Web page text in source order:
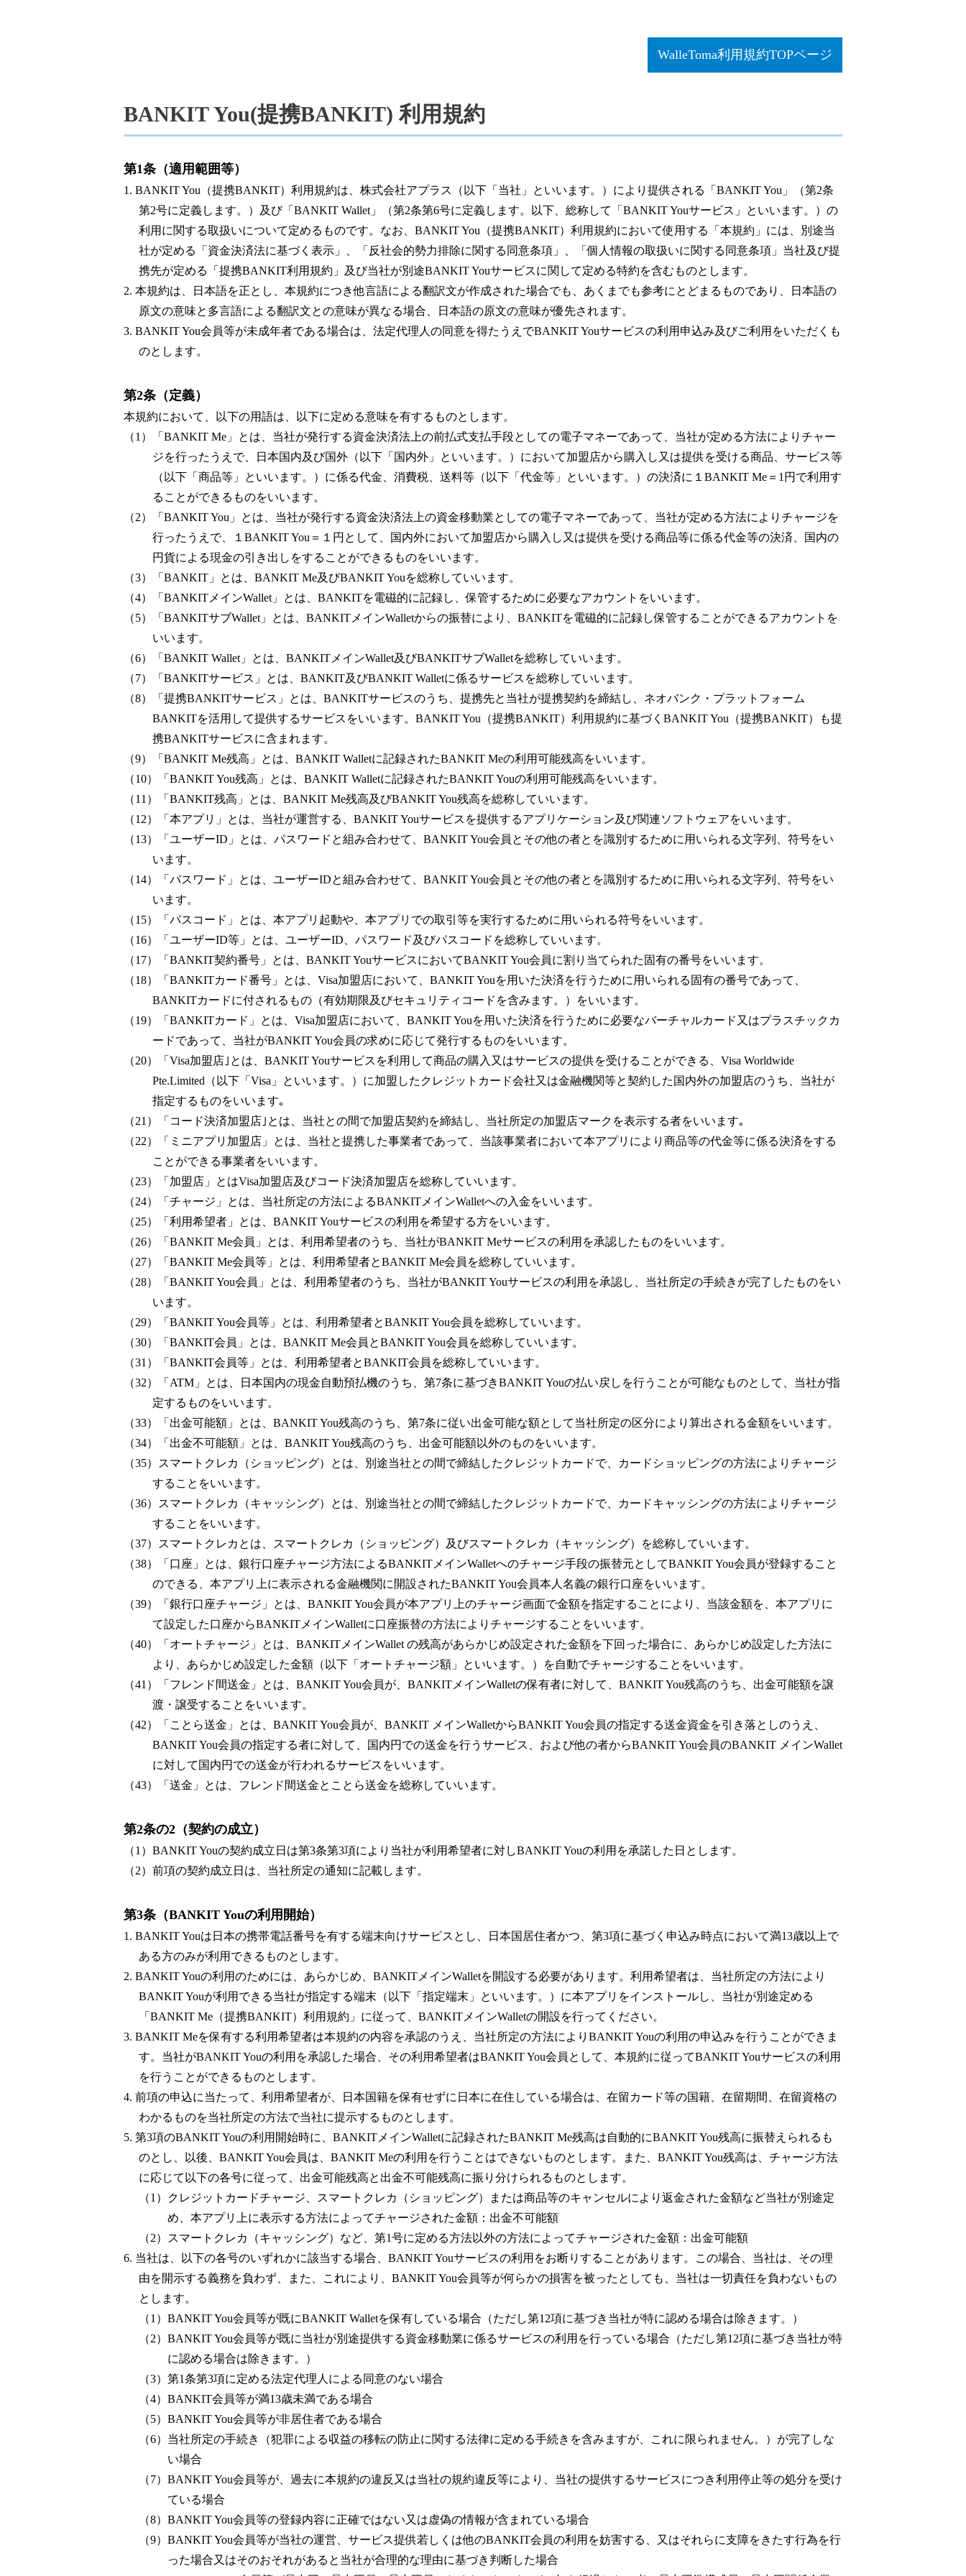
WalleToma利用規約TOPページ
BANKIT You(提携BANKIT) 利用規約
第1条（適用範囲等）
1. BANKIT You（提携BANKIT）利用規約は、株式会社アプラス（以下「当社」といいます。）により提供される「BANKIT You」（第2条
第2号に定義します。）及び「BANKIT Wallet」（第2条第6号に定義します。以下、総称して「BANKIT Youサービス」といいます。）の
利用に関する取扱いについて定めるものです。なお、BANKIT You（提携BANKIT）利用規約において使用する「本規約」には、別途当
社が定める「資金決済法に基づく表示」、「反社会的勢力排除に関する同意条項」、「個人情報の取扱いに関する同意条項」当社及び提
携先が定める「提携BANKIT利用規約」及び当社が別途BANKIT Youサービスに関して定める特約を含むものとします。
2. 本規約は、日本語を正とし、本規約につき他言語による翻訳文が作成された場合でも、あくまでも参考にとどまるものであり、日本語の
原文の意味と多言語による翻訳文との意味が異なる場合、日本語の原文の意味が優先されます。
3. BANKIT You会員等が未成年者である場合は、法定代理人の同意を得たうえでBANKIT Youサービスの利用申込み及びご利用をいただくも
のとします。
第2条（定義）
本規約において、以下の用語は、以下に定める意味を有するものとします。
（1）「BANKIT Me」とは、当社が発行する資金決済法上の前払式支払手段としての電子マネーであって、当社が定める方法によりチャー
ジを行ったうえで、日本国内及び国外（以下「国内外」といいます。）において加盟店から購入し又は提供を受ける商品、サービス等
（以下「商品等」といいます。）に係る代金、消費税、送料等（以下「代金等」といいます。）の決済に１BANKIT Me＝1円で利用す
ることができるものをいいます。
（2）「BANKIT You」とは、当社が発行する資金決済法上の資金移動業としての電子マネーであって、当社が定める方法によりチャージを
行ったうえで、１BANKIT You＝１円として、国内外において加盟店から購入し又は提供を受ける商品等に係る代金等の決済、国内の
円貨による現金の引き出しをすることができるものをいいます。
（3）「BANKIT」とは、BANKIT Me及びBANKIT Youを総称していいます。
（4）「BANKITメインWallet」とは、BANKITを電磁的に記録し、保管するために必要なアカウントをいいます。
（5）「BANKITサブWallet」とは、BANKITメインWalletからの振替により、BANKITを電磁的に記録し保管することができるアカウントを
いいます。
（6）「BANKIT Wallet」とは、BANKITメインWallet及びBANKITサブWalletを総称していいます。
（7）「BANKITサービス」とは、BANKIT及びBANKIT Walletに係るサービスを総称していいます。
（8）「提携BANKITサービス」とは、BANKITサービスのうち、提携先と当社が提携契約を締結し、ネオバンク・プラットフォーム
BANKITを活用して提供するサービスをいいます。BANKIT You（提携BANKIT）利用規約に基づくBANKIT You（提携BANKIT）も提
携BANKITサービスに含まれます。
（9）「BANKIT Me残高」とは、BANKIT Walletに記録されたBANKIT Meの利用可能残高をいいます。
（10）「BANKIT You残高」とは、BANKIT Walletに記録されたBANKIT Youの利用可能残高をいいます。
（11）「BANKIT残高」とは、BANKIT Me残高及びBANKIT You残高を総称していいます。
（12）「本アプリ」とは、当社が運営する、BANKIT Youサービスを提供するアプリケーション及び関連ソフトウェアをいいます。
（13）「ユーザーID」とは、パスワードと組み合わせて、BANKIT You会員とその他の者とを識別するために用いられる文字列、符号をい
います。
（14）「パスワード」とは、ユーザーIDと組み合わせて、BANKIT You会員とその他の者とを識別するために用いられる文字列、符号をい
います。
（15）「パスコード」とは、本アプリ起動や、本アプリでの取引等を実行するために用いられる符号をいいます。
（16）「ユーザーID等」とは、ユーザーID、パスワード及びパスコードを総称していいます。
（17）「BANKIT契約番号」とは、BANKIT YouサービスにおいてBANKIT You会員に割り当てられた固有の番号をいいます。
（18）「BANKITカード番号」とは、Visa加盟店において、BANKIT Youを用いた決済を行うために用いられる固有の番号であって、
BANKITカードに付されるもの（有効期限及びセキュリティコードを含みます。）をいいます。
（19）「BANKITカード」とは、Visa加盟店において、BANKIT Youを用いた決済を行うために必要なバーチャルカード又はプラスチックカ
ードであって、当社がBANKIT You会員の求めに応じて発行するものをいいます。
（20）「Visa加盟店｣とは、BANKIT Youサービスを利用して商品の購入又はサービスの提供を受けることができる、Visa Worldwide
Pte.Limited（以下「Visa」といいます。）に加盟したクレジットカード会社又は金融機関等と契約した国内外の加盟店のうち、当社が
指定するものをいいます｡
（21）「コード決済加盟店｣とは、当社との間で加盟店契約を締結し、当社所定の加盟店マークを表示する者をいいます｡
（22）「ミニアプリ加盟店」とは、当社と提携した事業者であって、当該事業者において本アプリにより商品等の代金等に係る決済をする
ことができる事業者をいいます。
（23）「加盟店」とはVisa加盟店及びコード決済加盟店を総称していいます。
（24）「チャージ」とは、当社所定の方法によるBANKITメインWalletへの入金をいいます。
（25）「利用希望者」とは、BANKIT Youサービスの利用を希望する方をいいます。
（26）「BANKIT Me会員」とは、利用希望者のうち、当社がBANKIT Meサービスの利用を承認したものをいいます。
（27）「BANKIT Me会員等」とは、利用希望者とBANKIT Me会員を総称していいます。
（28）「BANKIT You会員」とは、利用希望者のうち、当社がBANKIT Youサービスの利用を承認し、当社所定の手続きが完了したものをい
います。
（29）「BANKIT You会員等」とは、利用希望者とBANKIT You会員を総称していいます。
（30）「BANKIT会員」とは、BANKIT Me会員とBANKIT You会員を総称していいます。
（31）「BANKIT会員等」とは、利用希望者とBANKIT会員を総称していいます。
（32）「ATM」とは、日本国内の現金自動預払機のうち、第7条に基づきBANKIT Youの払い戻しを行うことが可能なものとして、当社が指
定するものをいいます。
（33）「出金可能額」とは、BANKIT You残高のうち、第7条に従い出金可能な額として当社所定の区分により算出される金額をいいます。
（34）「出金不可能額」とは、BANKIT You残高のうち、出金可能額以外のものをいいます。
（35）スマートクレカ（ショッピング）とは、別途当社との間で締結したクレジットカードで、カードショッピングの方法によりチャージ
することをいいます。
（36）スマートクレカ（キャッシング）とは、別途当社との間で締結したクレジットカードで、カードキャッシングの方法によりチャージ
することをいいます。
（37）スマートクレカとは、スマートクレカ（ショッピング）及びスマートクレカ（キャッシング）を総称していいます。
（38）「口座」とは、銀行口座チャージ方法によるBANKITメインWalletへのチャージ手段の振替元としてBANKIT You会員が登録すること
のできる、本アプリ上に表示される金融機関に開設されたBANKIT You会員本人名義の銀行口座をいいます。
（39）「銀行口座チャージ」とは、BANKIT You会員が本アプリ上のチャージ画面で金額を指定することにより、当該金額を、本アプリに
て設定した口座からBANKITメインWalletに口座振替の方法によりチャージすることをいいます。
（40）「オートチャージ」とは、BANKITメインWallet の残高があらかじめ設定された金額を下回った場合に、あらかじめ設定した方法に
より、あらかじめ設定した金額（以下「オートチャージ額」といいます。）を自動でチャージすることをいいます。
（41）「フレンド間送金」とは、BANKIT You会員が、BANKITメインWalletの保有者に対して、BANKIT You残高のうち、出金可能額を譲
渡・譲受することをいいます。
（42）「ことら送金」とは、BANKIT You会員が、BANKIT メインWalletからBANKIT You会員の指定する送金資金を引き落としのうえ、
BANKIT You会員の指定する者に対して、国内円での送金を行うサービス、および他の者からBANKIT You会員のBANKIT メインWallet
に対して国内円での送金が行われるサービスをいいます。
（43）「送金」とは、フレンド間送金とことら送金を総称していいます。
第2条の2（契約の成立）
（1）BANKIT Youの契約成立日は第3条第3項により当社が利用希望者に対しBANKIT Youの利用を承諾した日とします。
（2）前項の契約成立日は、当社所定の通知に記載します。
第3条（BANKIT Youの利用開始）
1. BANKIT Youは日本の携帯電話番号を有する端末向けサービスとし、日本国居住者かつ、第3項に基づく申込み時点において満13歳以上で
ある方のみが利用できるものとします。
2. BANKIT Youの利用のためには、あらかじめ、BANKITメインWalletを開設する必要があります。利用希望者は、当社所定の方法により
BANKIT Youが利用できる当社が指定する端末（以下「指定端末」といいます。）に本アプリをインストールし、当社が別途定める
「BANKIT Me（提携BANKIT）利用規約」に従って、BANKITメインWalletの開設を行ってください。
3. BANKIT Meを保有する利用希望者は本規約の内容を承認のうえ、当社所定の方法によりBANKIT Youの利用の申込みを行うことができま
す。当社がBANKIT Youの利用を承認した場合、その利用希望者はBANKIT You会員として、本規約に従ってBANKIT Youサービスの利用
を行うことができるものとします。
4. 前項の申込に当たって、利用希望者が、日本国籍を保有せずに日本に在住している場合は、在留カード等の国籍、在留期間、在留資格の
わかるものを当社所定の方法で当社に提示するものとします。
5. 第3項のBANKIT Youの利用開始時に、BANKITメインWalletに記録されたBANKIT Me残高は自動的にBANKIT You残高に振替えられるも
のとし、以後、BANKIT You会員は、BANKIT Meの利用を行うことはできないものとします。また、BANKIT You残高は、チャージ方法
に応じて以下の各号に従って、出金可能残高と出金不可能残高に振り分けられるものとします。
（1）クレジットカードチャージ、スマートクレカ（ショッピング）または商品等のキャンセルにより返金された金額など当社が別途定
め、本アプリ上に表示する方法によってチャージされた金額：出金不可能額
（2）スマートクレカ（キャッシング）など、第1号に定める方法以外の方法によってチャージされた金額：出金可能額
6. 当社は、以下の各号のいずれかに該当する場合、BANKIT Youサービスの利用をお断りすることがあります。この場合、当社は、その理
由を開示する義務を負わず、また、これにより、BANKIT You会員等が何らかの損害を被ったとしても、当社は一切責任を負わないもの
とします。
（1）BANKIT You会員等が既にBANKIT Walletを保有している場合（ただし第12項に基づき当社が特に認める場合は除きます。）
（2）BANKIT You会員等が既に当社が別途提供する資金移動業に係るサービスの利用を行っている場合（ただし第12項に基づき当社が特
に認める場合は除きます。）
（3）第1条第3項に定める法定代理人による同意のない場合
（4）BANKIT会員等が満13歳未満である場合
（5）BANKIT You会員等が非居住者である場合
（6）当社所定の手続き（犯罪による収益の移転の防止に関する法律に定める手続きを含みますが、これに限られません。）が完了しな
い場合
（7）BANKIT You会員等が、過去に本規約の違反又は当社の規約違反等により、当社の提供するサービスにつき利用停止等の処分を受け
ている場合
（8）BANKIT You会員等の登録内容に正確ではない又は虚偽の情報が含まれている場合
（9）BANKIT You会員等が当社の運営、サービス提供若しくは他のBANKIT会員の利用を妨害する、又はそれらに支障をきたす行為を行
った場合又はそのおそれがあると当社が合理的な理由に基づき判断した場合